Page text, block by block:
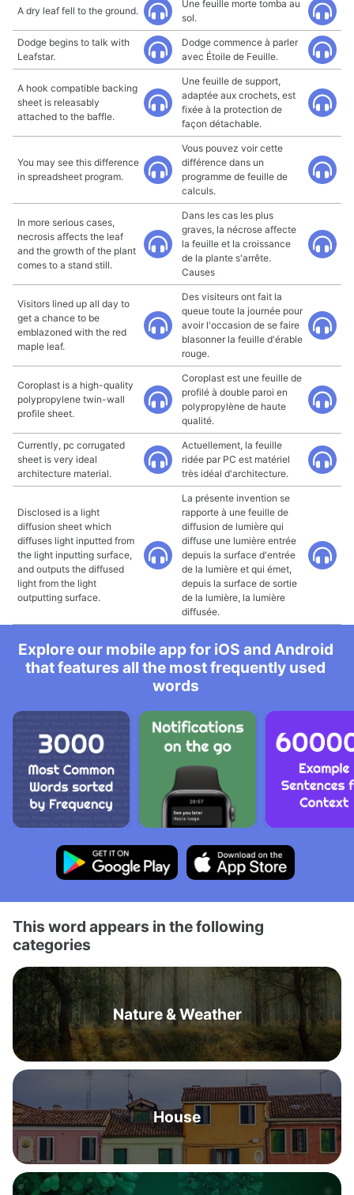
A dry leaf fell to the ground.
Une feuille morte tomba au
sol.
Dodge begins to talk with
Leafstar.
Dodge commence à parler
avec Étoile de Feuille.
A hook compatible backing
sheet is releasably
attached to the baffle.
Une feuille de support,
adaptée aux crochets, est
fixée à la protection de
façon détachable.
You may see this difference
in spreadsheet program.
Vous pouvez voir cette
différence dans un
programme de feuille de
calculs.
In more serious cases,
necrosis affects the leaf
and the growth of the plant
comes to a stand still.
Dans les cas les plus
graves, la nécrose affecte
la feuille et la croissance
de la plante s'arrête.
Causes
Visitors lined up all day to
get a chance to be
emblazoned with the red
maple leaf.
Des visiteurs ont fait la
queue toute la journée pour
avoir l'occasion de se faire
blasonner la feuille d'érable
rouge.
Coroplast is a high-quality
polypropylene twin-wall
profile sheet.
Coroplast est une feuille de
profilé à double paroi en
polypropylène de haute
qualité.
Currently, pc corrugated
sheet is very ideal
architecture material.
Actuellement, la feuille
ridée par PC est matériel
très idéal d'architecture.
Disclosed is a light
diffusion sheet which
diffuses light inputted from
the light inputting surface,
and outputs the diffused
light from the light
outputting surface.
La présente invention se
rapporte à une feuille de
diffusion de lumière qui
diffuse une lumière entrée
depuis la surface d'entrée
de la lumière et qui émet,
depuis la surface de sortie
de la lumière, la lumière
diffusée.
Explore our mobile app for iOS and Android
that features all the most frequently used
words
This word appears in the following
categories
Nature & Weather
House